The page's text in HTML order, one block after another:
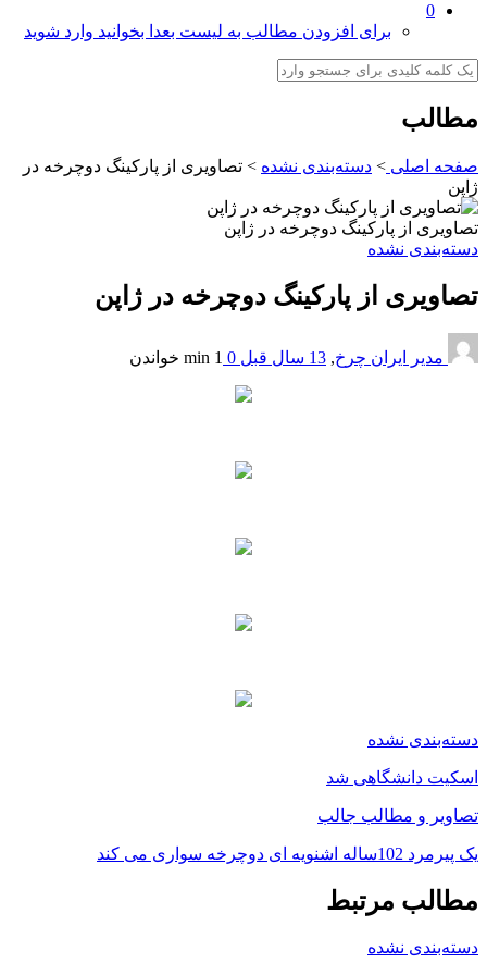
0
برای افزودن مطالب به لیست بعدا بخوانید وارد شوید
مطالب
صفحه اصلی > دسته‌بندی نشده > تصاویری از پارکینگ دوچرخه در
ژاپن
تصاویری از پارکینگ دوچرخه در ژاپن
دسته‌بندی نشده
تصاویری از پارکینگ دوچرخه در ژاپن
مدیر ایران چرخ, 13 سال قبل 0
1 min خواندن
دسته‌بندی نشده
اسکیت دانشگاهی شد
تصاویر و مطالب جالب
یک پیرمرد 102ساله اشنویه ای دوچرخه سواری می کند
مطالب مرتبط
دسته‌بندی نشده